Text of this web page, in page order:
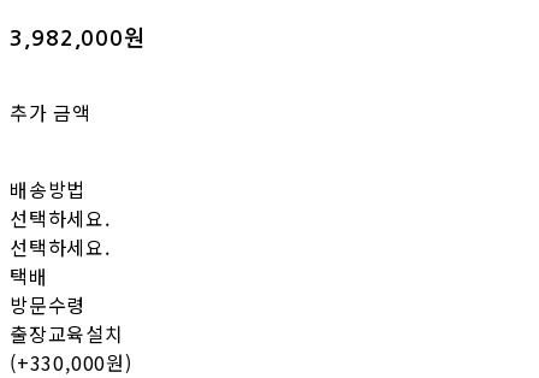
3,982,000원
추가 금액
배송방법
선택하세요.
선택하세요.
택배
방문수령
출장교육설치
(+330,000원)